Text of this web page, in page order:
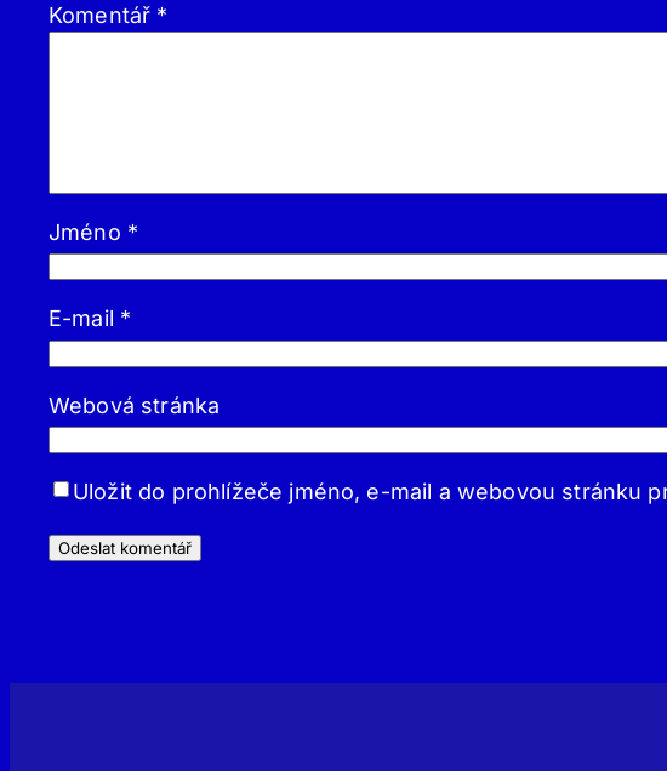
Komentář *
Jméno *
E-mail *
Webová stránka
Uložit do prohlížeče jméno, e-mail a webovou stránku